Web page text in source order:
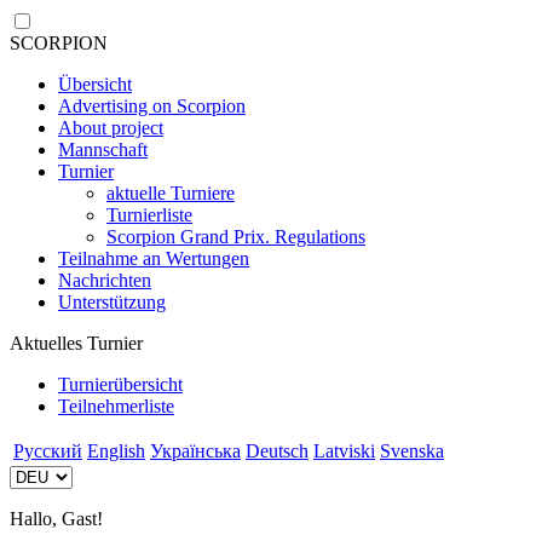
SCORPION
Übersicht
Advertising on Scorpion
About project
Mannschaft
Turnier
aktuelle Turniere
Turnierliste
Scorpion Grand Prix. Regulations
Teilnahme an Wertungen
Nachrichten
Unterstützung
Aktuelles Turnier
Turnierübersicht
Teilnehmerliste
Русский English Українська Deutsch Latviski Svenska
Hallo, Gast!